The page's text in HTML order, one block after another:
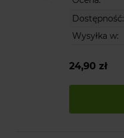
Dostępność:
Wysyłka w:
24,90 zł